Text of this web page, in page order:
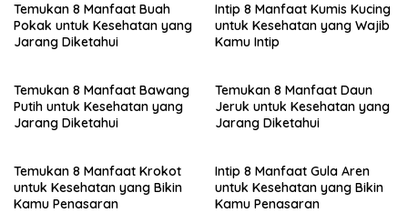
Temukan 8 Manfaat Buah
Pokak untuk Kesehatan yang
Jarang Diketahui
Intip 8 Manfaat Kumis Kucing
untuk Kesehatan yang Wajib
Kamu Intip
Temukan 8 Manfaat Bawang
Putih untuk Kesehatan yang
Jarang Diketahui
Temukan 8 Manfaat Daun
Jeruk untuk Kesehatan yang
Jarang Diketahui
Temukan 8 Manfaat Krokot
untuk Kesehatan yang Bikin
Kamu Penasaran
Intip 8 Manfaat Gula Aren
untuk Kesehatan yang Bikin
Kamu Penasaran